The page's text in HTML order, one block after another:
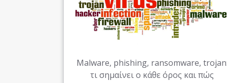
Malware, phishing, ransomware,
τι σημαίνει ο κάθε όρος και πώς